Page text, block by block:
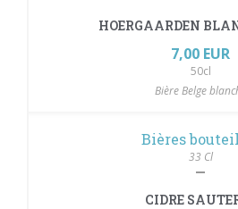
HOERGAARDEN
7,00 EUR
50cl
Bière Belge
Bières
33 Cl
CIDRE